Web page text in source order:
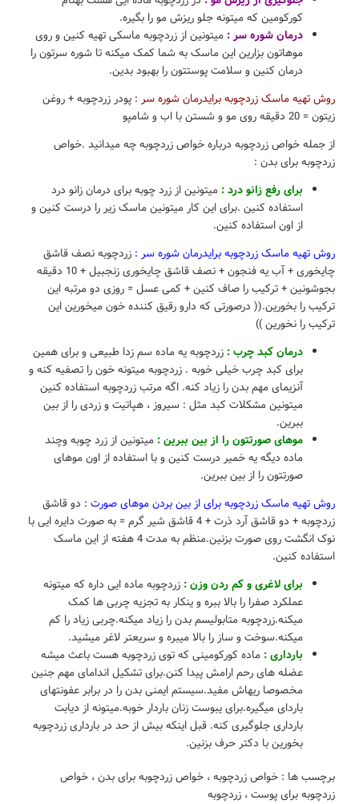
کورکومین که میتونه جلو ریزش مو را بگیره.
درمان شوره سر : میتونین از زردچوبه ماسکی تهیه کنین و روی
موهاتون بزارین این ماسک به شما کمک میکنه تا شوره سرتون را
درمان کنین و سلامت پوستتون را بهبود بدین.
روش تهیه ماسک زردچوبه برایدرمان شوره سر : پودر زردچوبه + روغن
زیتون = 20 دقیقه روی مو و شستن با اب و شامپو
از جمله خواص زردچوبه درباره خواص زردچوبه چه میدانید .خواص
زردچوبه برای بدن :
برای رفع زانو درد : میتونین از زرد چوبه برای درمان زانو درد
استفاده کنین .برای این کار میتونین ماسک زیر را درست کنین و
از اون استفاده کنین.
روش تهیه ماسک زردچوبه برایدرمان شوره سر : زردچوبه نصف قاشق
چایخوری + آب یه فنجون + نصف قاشق چایخوری زنجبیل + 10 دقیقه
بجوشونین + ترکیب را صاف کنین + کمی عسل = روزی دو مرتبه این
ترکیب را بخورین.(( درصورتی که دارو رقیق کننده خون میخورین این
ترکیب را نخورین ))
درمان کبد چرب : زردچوبه یه ماده سم زدا طبیعی و برای همین
برای کبد چرب خیلی خوبه . زردچوبه میتونه خون را تصفیه کنه و
آنزیمای مهم بدن را زیاد کنه. اگه مرتب زردچوبه استفاده کنین
میتونین مشکلات کبد مثل : سیروز ، هپاتیت و زردی را از بین
ببرین.
موهای صورتتون را از بین ببرین : میتونین از زرد چوبه وچند
ماده دیگه یه خمیر درست کنین و با استفاده از اون موهای
صورتتون را از بین ببرین.
روش تهیه ماسک زردچوبه برای از بین بردن موهای صورت : دو قاشق
زردچوبه + دو قاشق آرد ذرت + 4 قاشق شیر گرم = به صورت دایره ایی با
نوک انگشت روی صورت بزنین.منظم به مدت 4 هفته از این ماسک
استفاده کنین.
برای لاغری و کم ردن وزن : زردچوبه ماده ایی داره که میتونه
عملکرد صفرا را بالا ببره و ینکار به تجزیه چربی ها کمک
میکنه.زردچوبه متابولیسم بدن را زیاد میکنه.چربی زیاد را کم
میکنه.سوخت و ساز را بالا میبره و سریعتر لاغر میشید.
بارداری : ماده کورکومینی که توی زردچوبه هست باعث میشه
عضله های رحم ارامش پیدا کنن.برای تشکیل اندامای مهم جنین
مخصوصا ریهاش مفید.سیستم ایمنی بدن را در برابر عفونتهای
باردای میگیره.برای یبوست زنان باردار خوبه.میتونه از دیابت
بارداری جلوگیری کنه. قبل اینکه بیش از حد در بارداری زردچوبه
بخورین با دکتر حرف بزنین.
برچسب ها : خواص زردچوبه، خواص زردچوبه برای بدن، خواص
زردچوبه برای پوست، زردچوبه